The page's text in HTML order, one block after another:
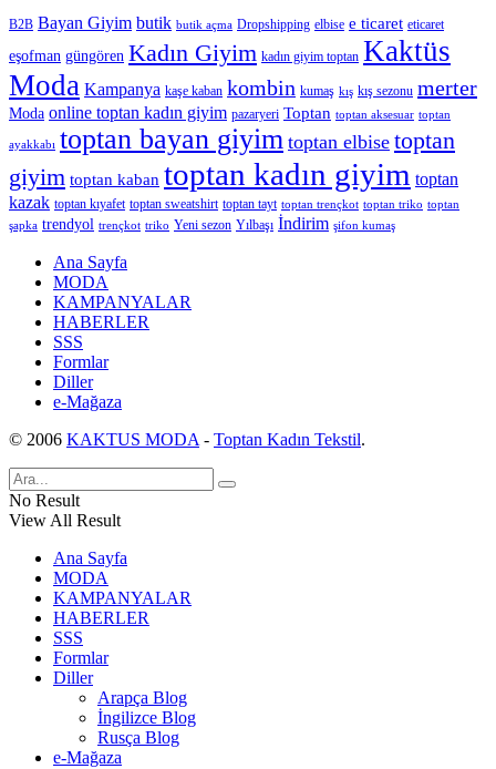
B2B Bayan Giyim butik butik açma Dropshipping elbise e ticaret eticaret
eşofman güngören Kadın Giyim kadın giyim toptan Kaktüs
Moda Kampanya kaşe kaban kombin kumaş kış kış sezonu merter
Moda online toptan kadın giyim pazaryeri Toptan toptan aksesuar toptan
ayakkabı toptan bayan giyim toptan elbise toptan
giyim toptan kaban toptan kadın giyim toptan
kazak toptan kıyafet toptan sweatshirt toptan tayt toptan trençkot toptan triko toptan
şapka trendyol trençkot triko Yeni sezon Yılbaşı İndirim şifon kumaş
Ana Sayfa
MODA
KAMPANYALAR
HABERLER
SSS
Formlar
Diller
e-Mağaza
© 2006 KAKTUS MODA- Toptan Kadın Tekstil.
No Result
View All Result
Ana Sayfa
MODA
KAMPANYALAR
HABERLER
SSS
Formlar
Diller
Arapça Blog
İngilizce Blog
Rusça Blog
e-Mağaza